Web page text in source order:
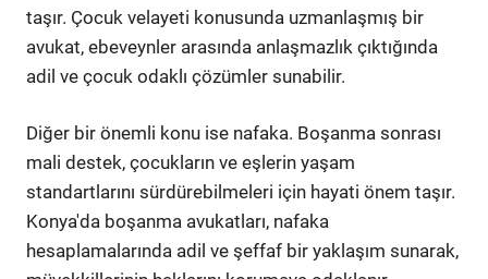
taşır. Çocuk velayeti konusunda uzmanlaşmış bir
avukat, ebeveynler arasında anlaşmazlık çıktığında
adil ve çocuk odaklı çözümler sunabilir.
Diğer bir önemli konu ise nafaka. Boşanma sonrası
mali destek, çocukların ve eşlerin yaşam
standartlarını sürdürebilmeleri için hayati önem taşır.
Konya'da boşanma avukatları, nafaka
hesaplamalarında adil ve şeffaf bir yaklaşım sunarak,